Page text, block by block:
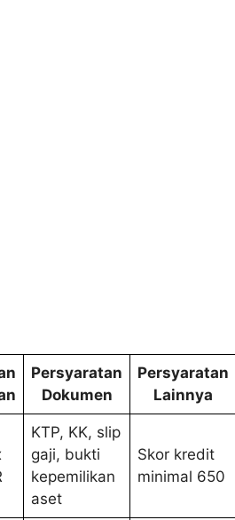
Persyaratan
Dokumen
Persyaratan
Lainnya
KTP, KK, slip
gaji, bukti
kepemilikan
aset
Skor kredit
minimal 650